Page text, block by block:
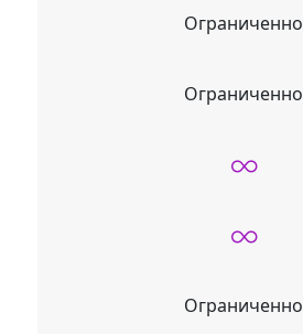
Ограниченно
Ограниченно
Ограниченно